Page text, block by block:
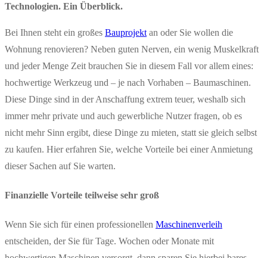
Technologien. Ein Überblick.
Bei Ihnen steht ein großes Bauprojekt an oder Sie wollen die
Wohnung renovieren? Neben guten Nerven, ein wenig Muskelkraft
und jeder Menge Zeit brauchen Sie in diesem Fall vor allem eines:
hochwertige Werkzeug und – je nach Vorhaben – Baumaschinen.
Diese Dinge sind in der Anschaffung extrem teuer, weshalb sich
immer mehr private und auch gewerbliche Nutzer fragen, ob es
nicht mehr Sinn ergibt, diese Dinge zu mieten, statt sie gleich selbst
zu kaufen. Hier erfahren Sie, welche Vorteile bei einer Anmietung
dieser Sachen auf Sie warten.
Finanzielle Vorteile teilweise sehr groß
Wenn Sie sich für einen professionellen Maschinenverleih
entscheiden, der Sie für Tage. Wochen oder Monate mit